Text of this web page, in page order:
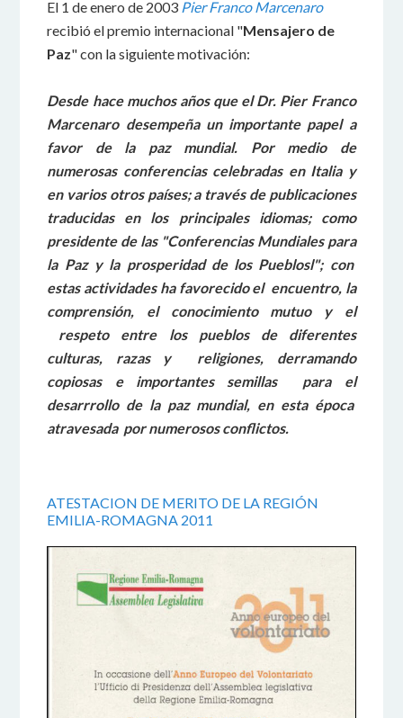
El 1 de enero de 2003 Pier Franco Marcenaro
recibió el premio internacional "Mensajero de
Paz" con la siguiente motivación:
Desde hace muchos años que el Dr. Pier Franco
Marcenaro desempeña un importante papel a
favor de la paz mundial. Por medio de
numerosas conferencias celebradas en Italia y
en varios otros países; a través de publicaciones
traducidas en los principales idiomas; como
presidente de las "Conferencias Mundiales para
la Paz y la prosperidad de los Pueblosl"; con
estas actividades ha favorecido el encuentro, la
comprensión, el conocimiento mutuo y el
respeto entre los pueblos de diferentes
culturas, razas y religiones, derramando
copiosas e importantes semillas para el
desarrrollo de la paz mundial, en esta época
atravesada por numerosos conflictos.
ATESTACION DE MERITO DE LA REGIÓN
EMILIA-ROMAGNA 2011